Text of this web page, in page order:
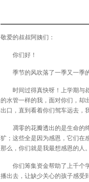
敬爱的叔叔阿姨们：
你们好！
季节的风吹落了一季又一季
时间过得真快呀！上学期与叔
的水管一样的我，面对你们，却
出口，直到看着你们驾车远去，
凋零的花瓣透出的是生命的终
犷；这些全是因为感恩，它们在
那么，你们就是我最想感恩的人
你们筹集资金帮助了上千个学
播出去，让缺少关心的孩子感受